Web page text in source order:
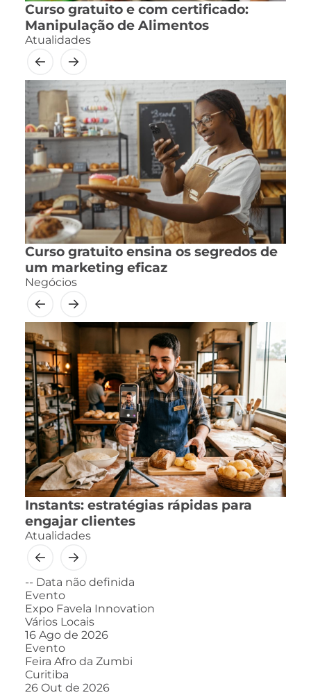
Curso gratuito e com certificado:
Manipulação de Alimentos
Atualidades
Curso gratuito ensina os segredos de
um marketing eficaz
Negócios
Instants: estratégias rápidas para
engajar clientes
Atualidades
-- Data não definida
Evento
Expo Favela Innovation
Vários Locais
16 Ago de 2026
Evento
Feira Afro da Zumbi
Curitiba
26 Out de 2026